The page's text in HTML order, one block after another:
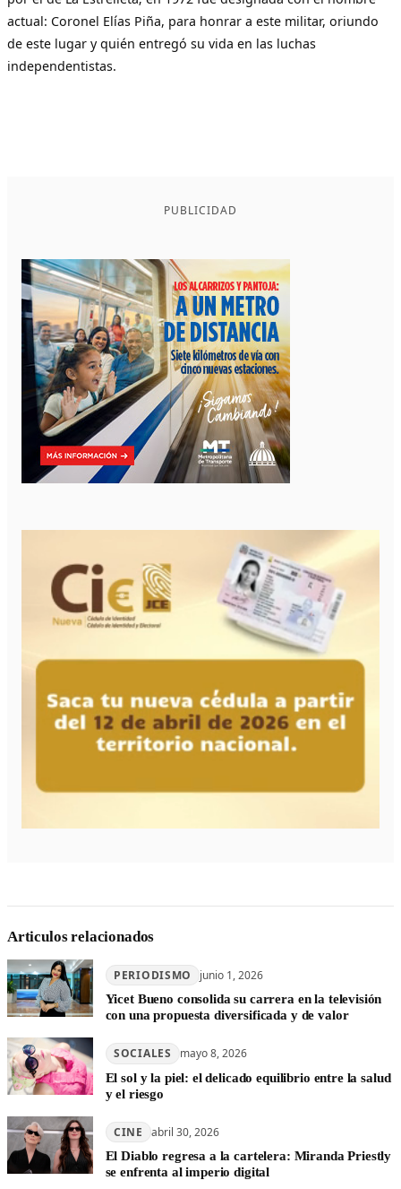
actual: Coronel Elías Piña, para honrar a este militar, oriundo
de este lugar y quién entregó su vida en las luchas
independentistas.
PUBLICIDAD
Articulos relacionados
PERIODISMO junio 1, 2026
Yicet Bueno consolida su carrera en la televisión
con una propuesta diversificada y de valor
SOCIALES mayo 8, 2026
El sol y la piel: el delicado equilibrio entre la salud
y el riesgo
CINE abril 30, 2026
El Diablo regresa a la cartelera: Miranda Priestly
se enfrenta al imperio digital